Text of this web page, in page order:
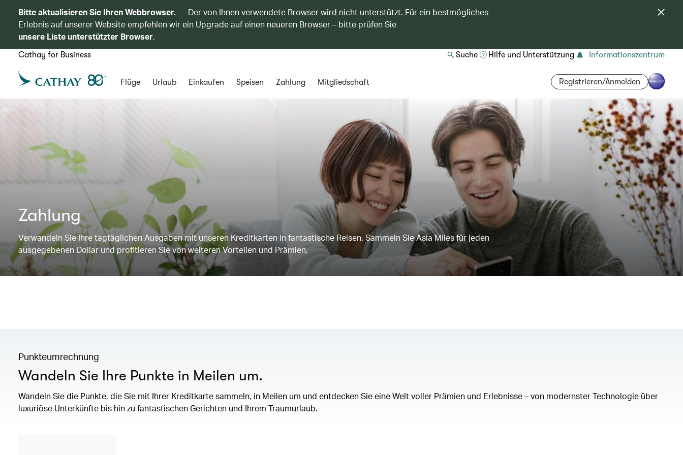
Bitte aktualisieren Sie Ihren Webbrowser.
Der von Ihnen verwendete Browser wird nicht unterstützt. Für ein bestmögliches
Erlebnis auf unserer Website empfehlen wir ein Upgrade auf einen neueren Browser – bitte prüfen Sie
unsere Liste unterstützter Browser.
Cathay for Business Suche Hilfe und Unterstützung Informationszentrum
Flüge Urlaub Einkaufen Speisen Zahlung Mitgliedschaft Registrieren/Anmelden
Zahlung
Verwandeln Sie Ihre tagtäglichen Ausgaben mit unseren Kreditkarten in fantastische Reisen. Sammeln Sie Asia Miles für jeden
ausgegebenen Dollar und profitieren Sie von weiteren Vorteilen und Prämien.
Punkteumrechnung
Wandeln Sie Ihre Punkte in Meilen um.
Wandeln Sie die Punkte, die Sie mit Ihrer Kreditkarte sammeln, in Meilen um und entdecken Sie eine Welt voller Prämien und Erlebnisse – von modernster Technologie über
luxuriöse Unterkünfte bis hin zu fantastischen Gerichten und Ihrem Traumurlaub.